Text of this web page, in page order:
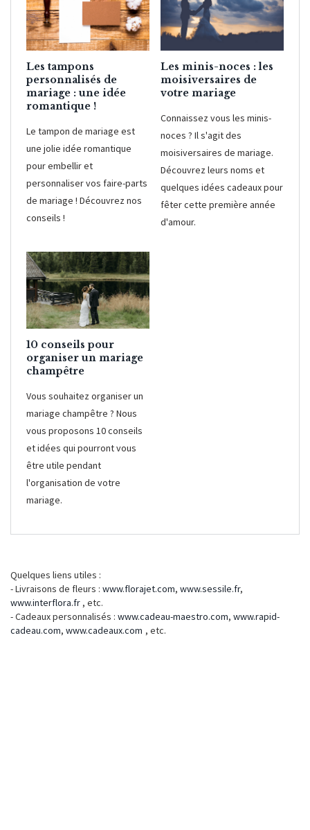
Les tampons
personnalisés de
mariage : une idée
romantique !
Le tampon de mariage est
une jolie idée romantique
pour embellir et
personnaliser vos faire-parts
de mariage ! Découvrez nos
conseils !
Les minis-noces : les
moisiversaires de
votre mariage
Connaissez vous les minis-
noces ? Il s'agit des
moisiversaires de mariage.
Découvrez leurs noms et
quelques idées cadeaux pour
fêter cette première année
d'amour.
10 conseils pour
organiser un mariage
champêtre
Vous souhaitez organiser un
mariage champêtre ? Nous
vous proposons 10 conseils
et idées qui pourront vous
être utile pendant
l'organisation de votre
mariage.
Quelques liens utiles :
- Livraisons de fleurs : www.florajet.com, www.sessile.fr,
www.interflora.fr , etc.
- Cadeaux personnalisés : www.cadeau-maestro.com, www.rapid-
cadeau.com, www.cadeaux.com , etc.